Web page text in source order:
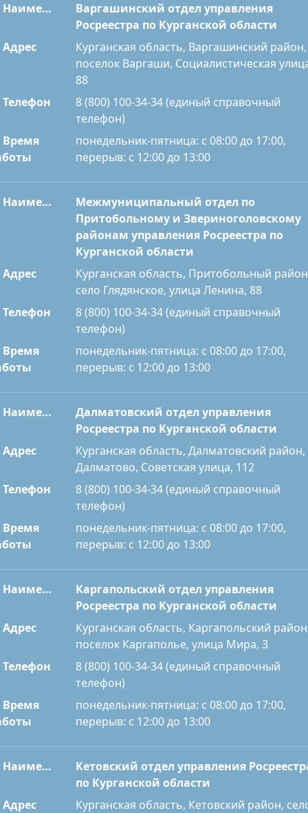
Наименование
Варгашинский отдел управления
Росреестра по Курганской области
Адрес
Курганская область, Варгашинский район,
поселок Варгаши, Социалистическая
88
Телефон
8 (800) 100-34-34 (единый справочный
телефон)
Время
понедельник-пятница: с 08:00 до 17:00,
перерыв: с 12:00 до 13:00
Наименование
Межмуниципальный отдел по
Притобольному и Звериноголовскому
районам управления Росреестра по
Курганской области
Адрес
Курганская область, Притобольный
село Глядянское, улица Ленина, 88
Телефон
8 (800) 100-34-34 (единый справочный
телефон)
Время
понедельник-пятница: с 08:00 до 17:00,
перерыв: с 12:00 до 13:00
Наименование
Далматовский отдел управления
Росреестра по Курганской области
Адрес
Курганская область, Далматовский район,
Далматово, Советская улица, 112
Телефон
8 (800) 100-34-34 (единый справочный
телефон)
Время
понедельник-пятница: с 08:00 до 17:00,
перерыв: с 12:00 до 13:00
Наименование
Каргапольский отдел управления
Росреестра по Курганской области
Адрес
Курганская область, Каргапольский
поселок Каргаполье, улица Мира, 3
Телефон
8 (800) 100-34-34 (единый справочный
телефон)
Время
понедельник-пятница: с 08:00 до 17:00,
перерыв: с 12:00 до 13:00
Наименование
Кетовский отдел управления
по Курганской области
Адрес
Курганская область, Кетовский район,